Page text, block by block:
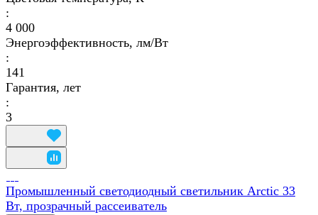
:
4 000
Энергоэффективность, лм/Вт
:
141
Гарантия, лет
:
3
Промышленный светодиодный светильник Arctic 33
Вт, прозрачный рассеиватель